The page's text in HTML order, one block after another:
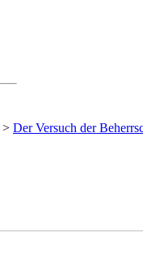
> Der Versuch der